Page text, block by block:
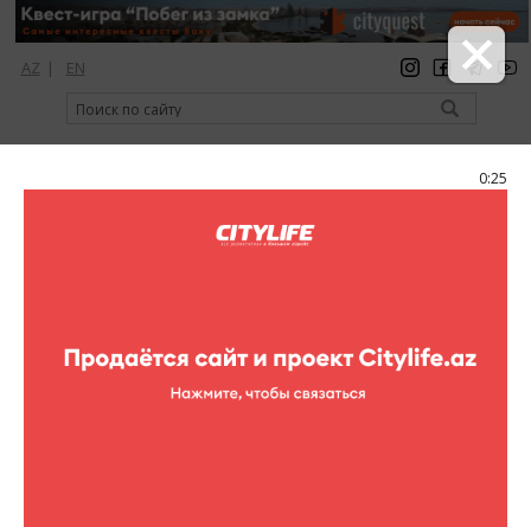
0:25
AZ | EN
регистрация вход Citylife Magazine
музыкальной культуры Азербайджана
Музей музыкальной культуры